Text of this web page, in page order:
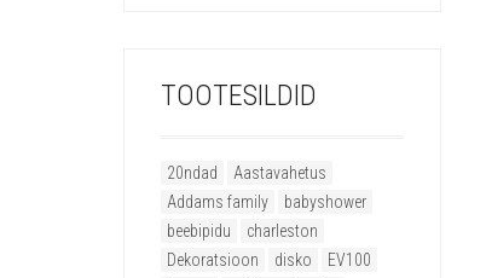
TOOTESILDID
20ndad
Aastavahetus
Addams family
babyshower
beebipidu
charleston
Dekoratsioon
disko
EV100